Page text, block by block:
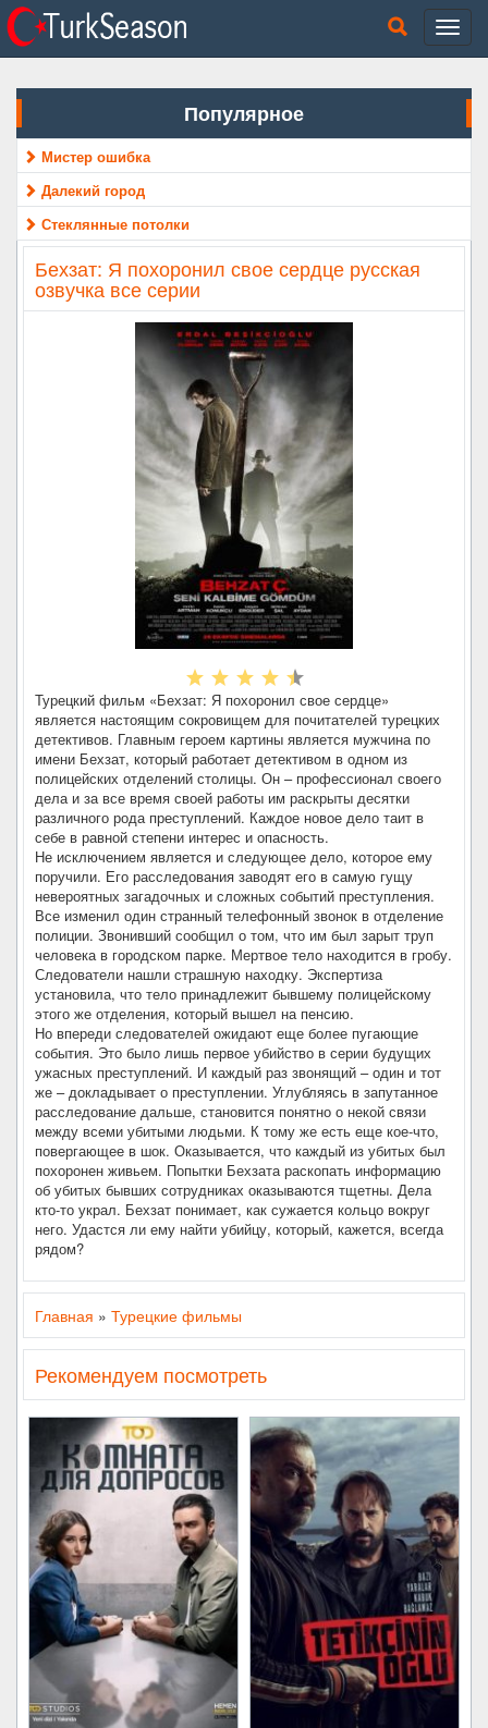
Популярное
Мистер ошибка
Далекий город
Стеклянные потолки
Бехзат: Я похоронил свое сердце русская
озвучка все серии
Турецкий фильм «Бехзат: Я похоронил свое сердце»
является настоящим сокровищем для почитателей турецких
детективов. Главным героем картины является мужчина по
имени Бехзат, который работает детективом в одном из
полицейских отделений столицы. Он – профессионал своего
дела и за все время своей работы им раскрыты десятки
различного рода преступлений. Каждое новое дело таит в
себе в равной степени интерес и опасность.
Не исключением является и следующее дело, которое ему
поручили. Его расследования заводят его в самую гущу
невероятных загадочных и сложных событий преступления.
Все изменил один странный телефонный звонок в отделение
полиции. Звонивший сообщил о том, что им был зарыт труп
человека в городском парке. Мертвое тело находится в гробу.
Следователи нашли страшную находку. Экспертиза
установила, что тело принадлежит бывшему полицейскому
этого же отделения, который вышел на пенсию.
Но впереди следователей ожидают еще более пугающие
события. Это было лишь первое убийство в серии будущих
ужасных преступлений. И каждый раз звонящий – один и тот
же – докладывает о преступлении. Углубляясь в запутанное
расследование дальше, становится понятно о некой связи
между всеми убитыми людьми. К тому же есть еще кое-что,
повергающее в шок. Оказывается, что каждый из убитых был
похоронен живьем. Попытки Бехзата раскопать информацию
об убитых бывших сотрудниках оказываются тщетны. Дела
кто-то украл. Бехзат понимает, как сужается кольцо вокруг
него. Удастся ли ему найти убийцу, который, кажется, всегда
рядом?
Главная » Турецкие фильмы
Рекомендуем посмотреть